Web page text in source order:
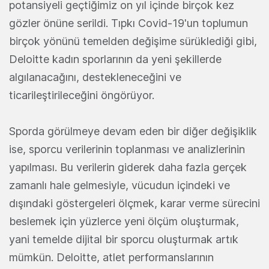
potansiyeli geçtiğimiz on yıl içinde birçok kez
gözler önüne serildi. Tıpkı Covid-19'un toplumun
birçok yönünü temelden değişime sürüklediği gibi,
Deloitte kadın sporlarının da yeni şekillerde
algılanacağını, destekleneceğini ve
ticarileştirileceğini öngörüyor.
Sporda görülmeye devam eden bir diğer değişiklik
ise, sporcu verilerinin toplanması ve analizlerinin
yapılması. Bu verilerin giderek daha fazla gerçek
zamanlı hale gelmesiyle, vücudun içindeki ve
dışındaki göstergeleri ölçmek, karar verme sürecini
beslemek için yüzlerce yeni ölçüm oluşturmak,
yani temelde dijital bir sporcu oluşturmak artık
mümkün. Deloitte, atlet performanslarının